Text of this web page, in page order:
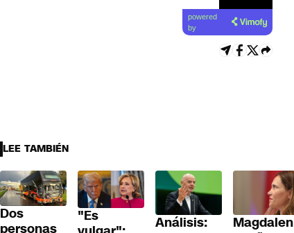
powered
by
LEE TAMBIÉN
Dos
personas
"Es
Análisis:
Magdalen